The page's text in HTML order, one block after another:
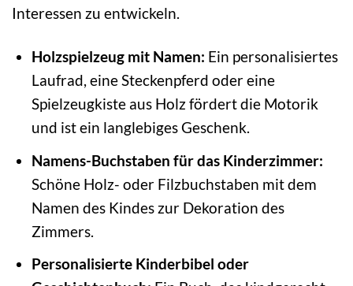
Interessen zu entwickeln.
Holzspielzeug mit Namen: Ein personalisiertes
Laufrad, eine Steckenpferd oder eine
Spielzeugkiste aus Holz fördert die Motorik
und ist ein langlebiges Geschenk.
Namens-Buchstaben für das Kinderzimmer:
Schöne Holz- oder Filzbuchstaben mit dem
Namen des Kindes zur Dekoration des
Zimmers.
Personalisierte Kinderbibel oder